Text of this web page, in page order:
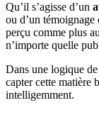
Qu’il s’agisse d’un
ou d’un témoignage
perçu comme plus
n’importe quelle
Dans une logique de
capter cette matière
intelligemment.